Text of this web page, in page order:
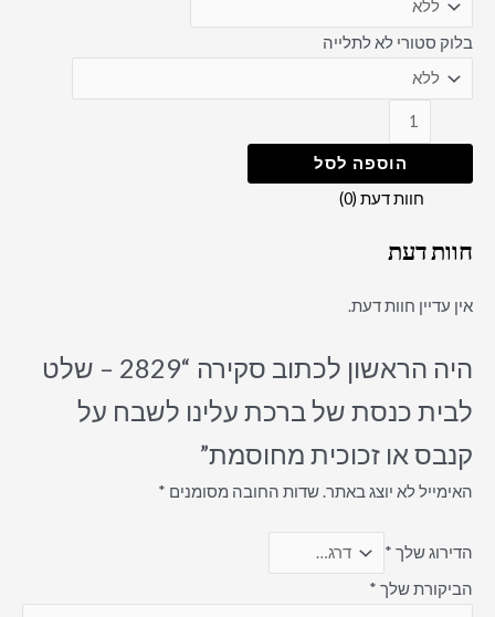
בלוק סטורי לא לתלייה
הוספה לסל
חוות דעת (0)
חוות דעת
אין עדיין חוות דעת.
היה הראשון לכתוב סקירה “2829 – שלט
לבית כנסת של ברכת עלינו לשבח על
קנבס או זכוכית מחוסמת”
האימייל לא יוצג באתר.שדות החובה מסומנים *
הדירוג שלך *
הביקורת שלך *